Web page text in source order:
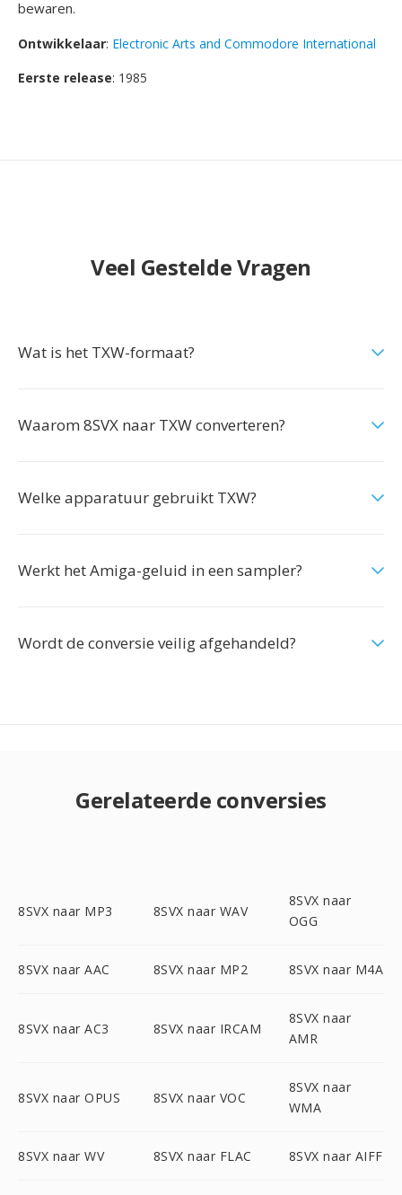
bewaren.
Ontwikkelaar: Electronic Arts and Commodore International
Eerste release: 1985
Veel Gestelde Vragen
Wat is het TXW-formaat?
Waarom 8SVX naar TXW converteren?
Welke apparatuur gebruikt TXW?
Werkt het Amiga-geluid in een sampler?
Wordt de conversie veilig afgehandeld?
Gerelateerde conversies
8SVX naar MP3 8SVX naar WAV
8SVX naar
OGG
8SVX naar AAC 8SVX naar MP2 8SVX naar M4A
8SVX naar AC3 8SVX naar IRCAM
8SVX naar
AMR
8SVX naar OPUS 8SVX naar VOC
8SVX naar
WMA
8SVX naar WV 8SVX naar FLAC 8SVX naar AIFF